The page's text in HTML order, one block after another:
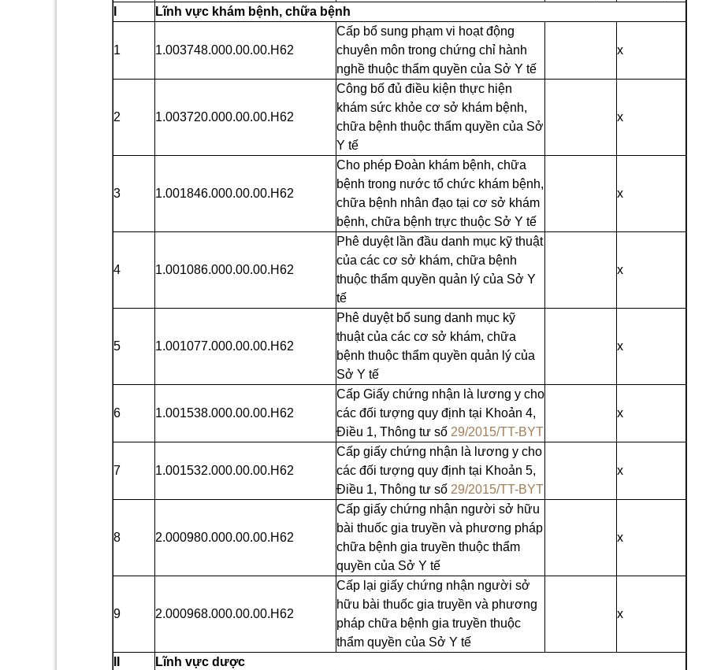
Lĩnh vực khám bệnh, chữa bệnh
1 1.003748.000.00.00.H62
Cấp bổ sung phạm vi hoạt động
chuyên môn trong chứng chỉ hành
nghề thuộc thẩm quyền của Sở Y tế
x
2 1.003720.000.00.00.H62
Công bố đủ điều kiện thực hiện
khám sức khỏe cơ sở khám bệnh,
chữa bệnh thuộc thẩm quyền của Sở
Y tế
x
3 1.001846.000.00.00.H62
Cho phép Đoàn khám bệnh, chữa
bệnh trong nước tổ chức khám bệnh,
chữa bệnh nhân đạo tại cơ sở khám
bệnh, chữa bệnh trực thuộc Sở Y tế
x
4 1.001086.000.00.00.H62
Phê duyệt lần đầu danh mục kỹ thuật
của các cơ sở khám, chữa bệnh
thuộc thẩm quyền quản lý của Sở Y
tế
x
5 1.001077.000.00.00.H62
Phê duyệt bổ sung danh mục kỹ
thuật của các cơ sở khám, chữa
bệnh thuộc thẩm quyền quản lý của
Sở Y tế
x
6 1.001538.000.00.00.H62
Cấp Giấy chứng nhận là lương y cho
các đối tượng quy định tại Khoản 4,
Điều 1, Thông tư số 29/2015/TT-BYT
x
7 1.001532.000.00.00.H62
Cấp giấy chứng nhận là lương y cho
các đối tượng quy định tại Khoản 5,
Điều 1, Thông tư số 29/2015/TT-BYT
x
8 2.000980.000.00.00.H62
Cấp giấy chứng nhận người sở hữu
bài thuốc gia truyền và phương pháp
chữa bệnh gia truyền thuộc thẩm
quyền của Sở Y tế
x
9 2.000968.000.00.00.H62
Cấp lại giấy chứng nhận người sở
hữu bài thuốc gia truyền và phương
pháp chữa bệnh gia truyền thuộc
thẩm quyền của Sở Y tế
x
Lĩnh vực dược